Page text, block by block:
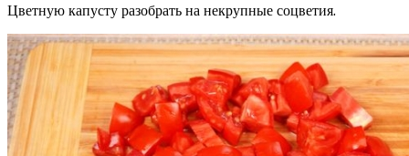
Цветную капусту разобрать на некрупные соцветия.